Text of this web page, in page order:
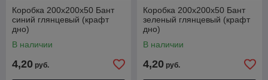
Коробка 200х200х50 Бант
синий глянцевый (крафт
дно)
В наличии
4,20 руб.
Коробка 200х200х50 Бант
зеленый глянцевый (крафт
дно)
В наличии
4,20 руб.